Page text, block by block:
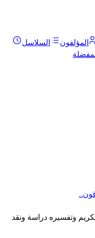
المؤلفون
السلاسل
وتفسيره دراسة ونقد